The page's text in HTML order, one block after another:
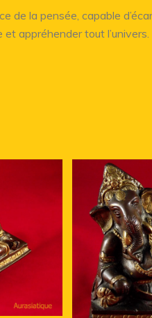
de la pensée, capable
appréhender tout l’univers.